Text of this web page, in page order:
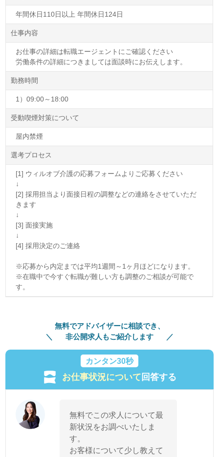
年間休日110日以上 年間休日124日
仕事内容
お仕事の詳細は転職エージェントにご確認ください
労働条件の詳細につきましては面談時にお伝えします。
勤務時間
1）09:00～18:00
受動喫煙対策について
屋内禁煙
選考プロセス
[1] ウィルオブ介護の応募フォームよりご応募ください
↓
[2] 採用担当より面接日程の調整などの連絡をさせていただ
きます
↓
[3] 面接実施
↓
[4] 採用決定のご連絡
※応募から内定までは平均1週間～1ヶ月ほどになります。
※在職中で今すぐ転職が難しい方も調整のご相談が可能で
す。
無料でアドバイザーに相談でき、
非公開求人もご紹介します
カンタン30秒
お仕事状況について回答する
無料でこの求人について最
新状況をお調べいたしま
す。
お客様について少し教えて